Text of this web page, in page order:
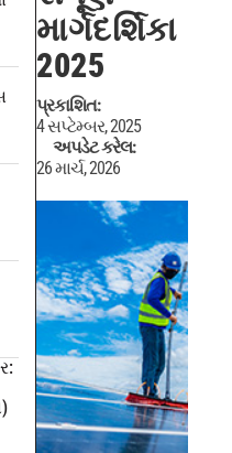
માર્ગદર્શિકા
2025
પ્રકાશિત:
4 સપ્ટેમ્બર, 2025
અપડેટ કરેલ:
26 માર્ચ, 2026